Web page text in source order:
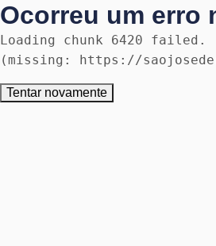
Ocorreu um erro
Loading chunk 6420 failed.
(missing: https://
Tentar novamente